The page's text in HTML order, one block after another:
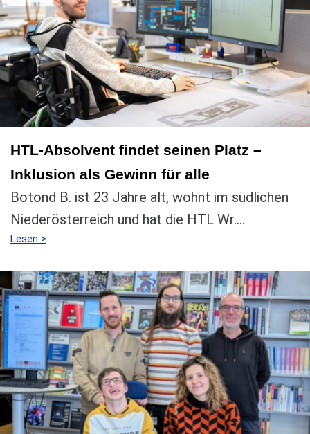
HTL-Absolvent findet seinen Platz –
Inklusion als Gewinn für alle
Botond B. ist 23 Jahre alt, wohnt im südlichen
Niederösterreich und hat die HTL Wr....
Lesen >